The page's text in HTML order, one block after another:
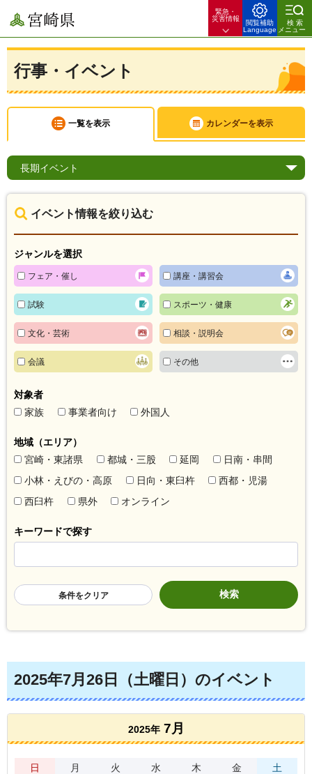
宮崎県
緊急・
災害情報
閲覧補助
Language
検索
メニュー
行事・イベント
一覧を表示 カレンダーを表示
長期イベント
イベント情報を絞り込む
ジャンルを選択
フェア・催し 講座・講習会
試験 スポーツ・健康
文化・芸術 相談・説明会
会議 その他
対象者
家族
事業者向け 外国人
地域（エリア）
宮崎・東諸県
都城・三股 延岡
日南・串間
小林・えびの・高原
日向・東臼杵
西都・児湯
西臼杵
県外 オンライン
キーワードで探す
条件をクリア
2025年7月26日（土曜日）のイベント
2025年 7月
日 月 火 水 木 金 土